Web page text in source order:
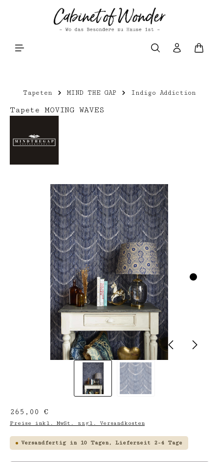
Zum Hauptinhalt springen
Tapeten MIND THE GAP Indigo Addiction
Tapete MOVING WAVES
Bildergalerie überspringen
Regulärer Preis:
265,00 €
Preise inkl. MwSt. zzgl. Versandkosten
Versandfertig in 10 Tagen, Lieferzeit 2-4 Tage